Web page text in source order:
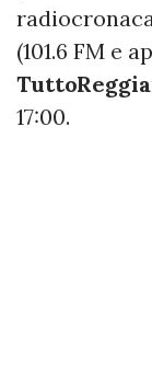
(101.6 FM e
17:00.